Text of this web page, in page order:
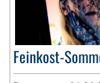
Feinkost-